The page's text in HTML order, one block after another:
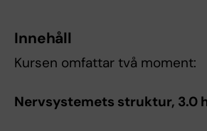
Innehåll
Kursen omfattar två moment:
Nervsystemets struktur, 3.0